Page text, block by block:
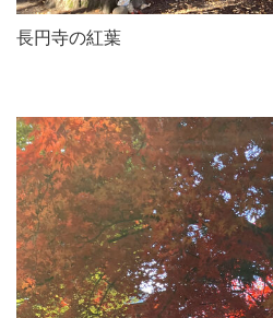
長円寺の紅葉